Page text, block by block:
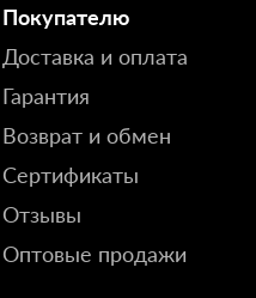
Покупателю
Доставка и оплата
Гарантия
Возврат и обмен
Сертификаты
Отзывы
Оптовые продажи